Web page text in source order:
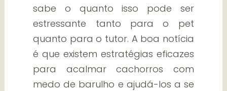
sabe o quanto isso pode ser
estressante tanto para o pet
quanto para o tutor. A boa notícia
é que existem estratégias eficazes
para acalmar cachorros com
medo de barulho e ajudá-los a se